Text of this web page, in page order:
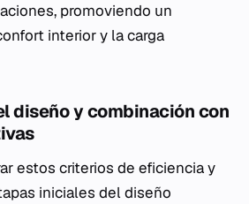
promoviendo un
interior y la carga
diseño y combinación con
estos criterios de eficiencia y
iniciales del diseño